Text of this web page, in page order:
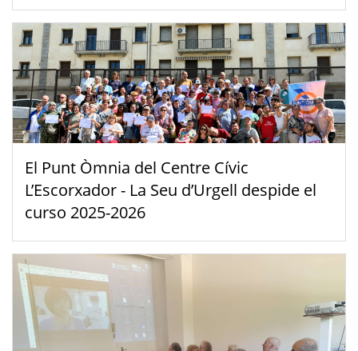
El Punt Òmnia del Centre Cívic
L’Escorxador - La Seu d’Urgell despide el
curso 2025-2026